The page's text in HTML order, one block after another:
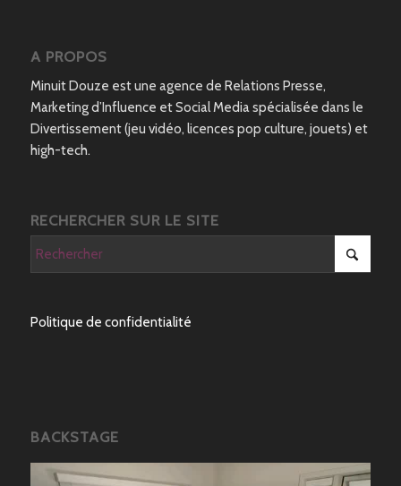
A PROPOS
Minuit Douze est une agence de Relations Presse,
Marketing d’Influence et Social Media spécialisée dans le
Divertissement (jeu vidéo, licences pop culture, jouets) et
high-tech.
RECHERCHER SUR LE SITE
Politique de confidentialité
BACKSTAGE